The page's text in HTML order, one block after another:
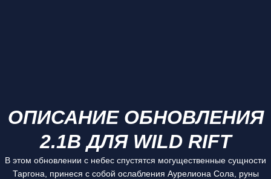
ОПИСАНИЕ ОБНОВЛЕНИЯ
2.1B ДЛЯ WILD RIFT
В этом обновлении с небес спустятся могущественные сущности
Таргона, принеся с собой ослабления Аурелиона Сола, руны